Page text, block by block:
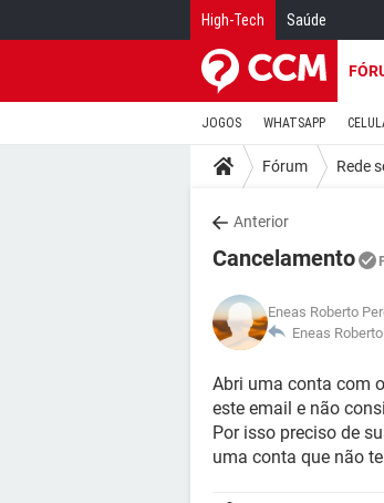
High-Tech Saúde
JOGOS WHATSAPP
Fórum Rede
Anterior
Cancelamento
Eneas Roberto
Eneas
Abri uma conta com
este email e não
Por isso preciso de
uma conta que não